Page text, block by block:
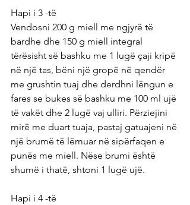
Hapi i 3 -të
Vendosni 200 g miell me ngjyrë të
bardhe dhe 150 g miell integral
tërësisht së bashku me 1 lugë çaji kripë
në një tas, bëni një gropë në qendër
me grushtin tuaj dhe derdhni lëngun e
fares se bukes së bashku me 100 ml ujë
të vakët dhe 2 lugë vaj ulliri. Përziejini
mirë me duart tuaja, pastaj gatuajeni në
një brumë të lëmuar në sipërfaqen e
punës me miell. Nëse brumi është
shumë i thatë, shtoni 1 lugë ujë.
Hapi i 4 -të